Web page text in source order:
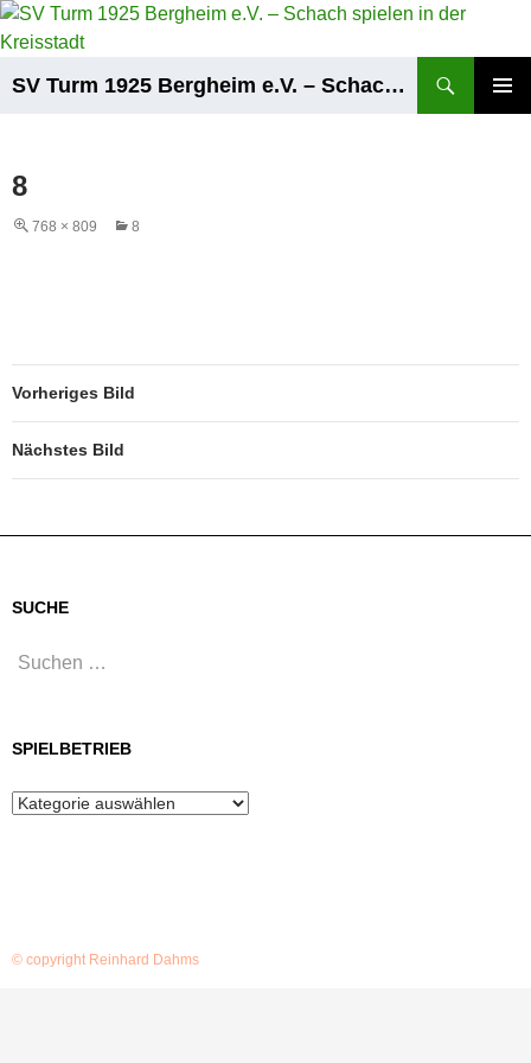
Zum
Inhalt
SV Turm 1925 Bergheim e.V. – Schach spielen in der Kreisstadt
8
768 × 809 8
Vorheriges Bild
Nächstes Bild
SUCHE
Suchen
SPIELBETRIEB
Spielbetrieb
© copyright Reinhard Dahms